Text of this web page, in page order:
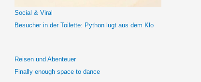
h
Social & Viral
Besucher in der Toilette: Python lugt aus dem Klo
Reisen und Abenteuer
Finally enough space to dance